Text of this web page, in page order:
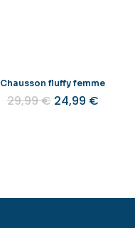
Chausson fluffy femme
29,99€ Le
prix
24,99 €Le